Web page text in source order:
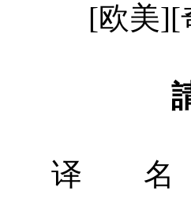
[欧美][
译 名 香